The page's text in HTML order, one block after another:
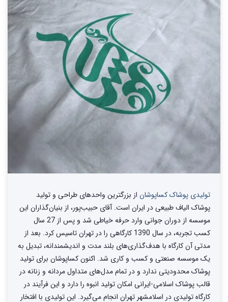
تولیدی پوشاک کساپوشان از بزرگترین واحد‌های طراحی و تولید‌
پوشاک الیاف طبیعی در ایران است. آقای حبیب‌پور، از بنیان‌گذاران این
موسسه از دوران جوانی وارد حرفه خیاطی شد و پس از 27 سال
کسب تجربه، در سال 1390 کارگاهی را در تهران تاسیس کرد. بعد از
مدتی آن کارگاه با هدف‌گذاری‌های بلند مدت و اندیشمندانه، تبدیل به
یک موسسه صنعتی و کسب و کاری شد. اکنون کساپوشان برای تولید
پوشاک محدودیتی ندارد و در تمام مدل‌های متداول مردانه و زنانه در
قالب پوشاک اسلامی-ایرانی امکان تولید انبوه را دارد و این فرآیند در
کارگاه تولیدی در اسلامشهر تهران انجام می‌گیرد. این تولیدی با افتخار